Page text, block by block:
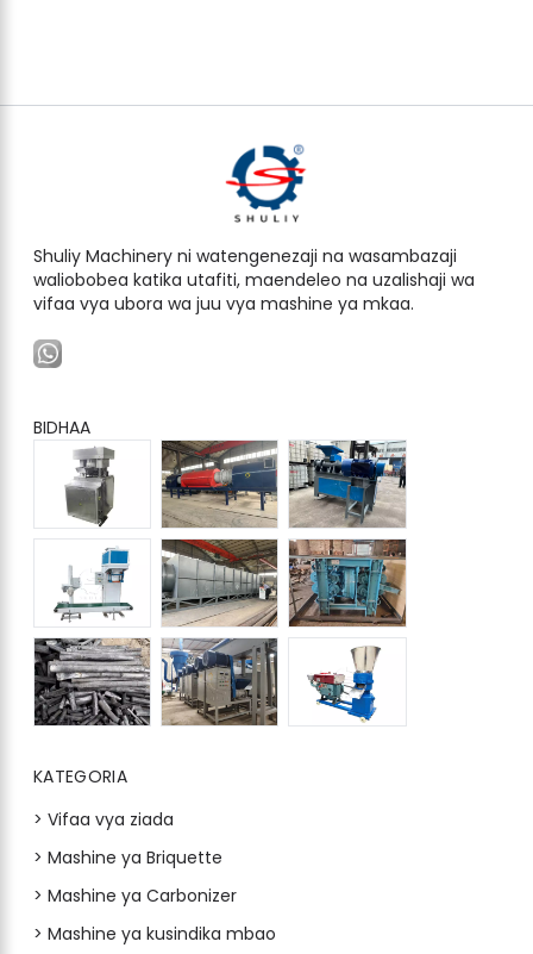
Shuliy Machinery ni watengenezaji na wasambazaji
waliobobea katika utafiti, maendeleo na uzalishaji wa
vifaa vya ubora wa juu vya mashine ya mkaa.
BIDHAA
KATEGORIA
> Vifaa vya ziada
> Mashine ya Briquette
> Mashine ya Carbonizer
> Mashine ya kusindika mbao